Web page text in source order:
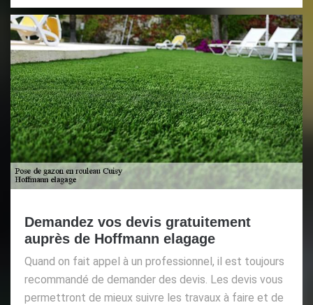
Demandez vos devis gratuitement
auprès de Hoffmann elagage
Quand on fait appel à un professionnel, il est toujours
recommandé de demander des devis. Les devis vous
permettront de mieux suivre les travaux à faire et de